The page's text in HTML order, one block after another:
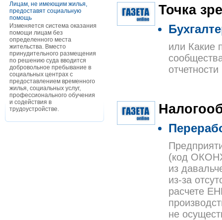
Лицам, не имеющим жилья,
предоставят социальную
помощь
Изменяется система оказания
помощи лицам без
определенного места
жительства. Вместо
принудительного размещения
по решению суда вводится
добровольное пребывание в
социальных центрах с
предоставлением временного
жилья, социальных услуг,
профессионального обучения
и содействия в
трудоустройстве.
Точка
или Какие
отчетности
(код
из
из-за
расчете
не